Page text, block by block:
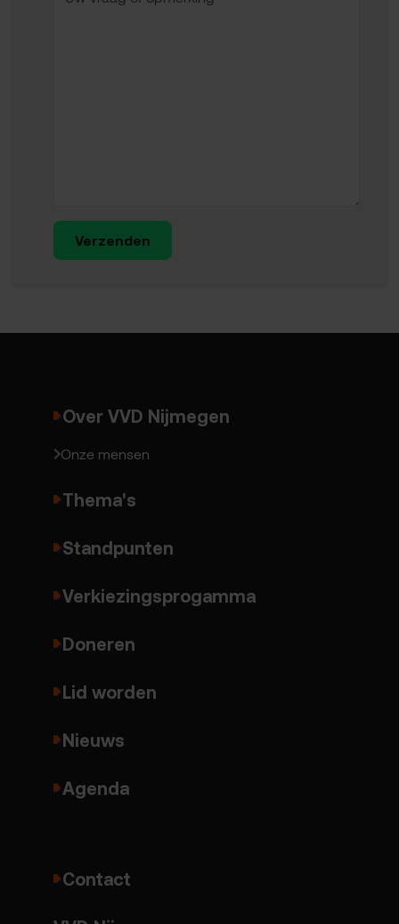
Verzenden
Over VVD Nijmegen
Onze mensen
Thema's
Standpunten
Verkiezingsprogamma
Doneren
Lid worden
Nieuws
Agenda
Contact